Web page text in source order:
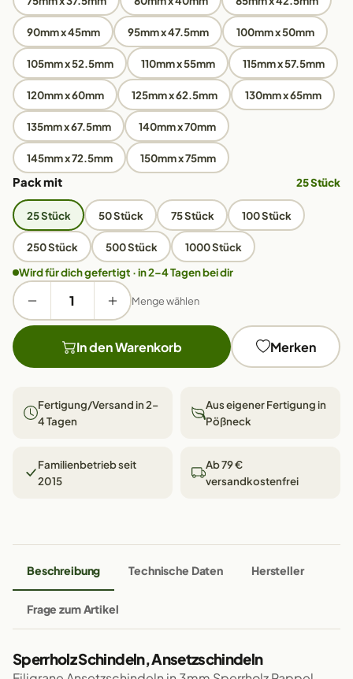
90mm x 45mm 95mm x 47.5mm 100mm x 50mm
105mm x 52.5mm 110mm x 55mm 115mm x 57.5mm
120mm x 60mm 125mm x 62.5mm 130mm x 65mm
135mm x 67.5mm 140mm x 70mm
145mm x 72.5mm 150mm x 75mm
Pack mit 25 Stück
25 Stück 50 Stück 75 Stück 100 Stück
250 Stück 500 Stück
1000 Stück
Wird für dich gefertigt · in 2–4 Tagen bei dir
Menge wählen
In den Warenkorb Merken
Fertigung/Versand in 2–
4 Tagen
Aus eigener Fertigung in
Pößneck
Familienbetrieb seit
2015
Ab 79 €
versandkostenfrei
Beschreibung Technische Daten Hersteller
Frage zum Artikel
Sperrholz Schindeln, Ansetzschindeln